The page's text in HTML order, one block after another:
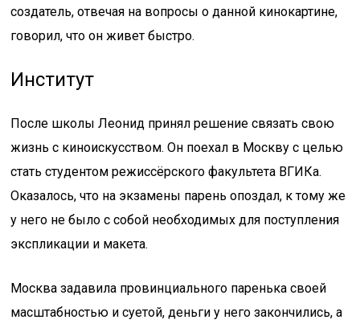
создатель, отвечая на вопросы о данной кинокартине,
говорил, что он живет быстро.
Институт
После школы Леонид принял решение связать свою
жизнь с киноискусством. Он поехал в Москву с целью
стать студентом режиссёрского факультета ВГИКа.
Оказалось, что на экзамены парень опоздал, к тому же
у него не было с собой необходимых для поступления
экспликации и макета.
Москва задавила провинциального паренька своей
масштабностью и суетой, деньги у него закончились, а